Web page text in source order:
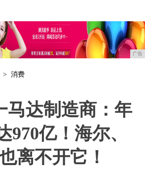
广告
>消费
马达制造商：年
970亿！海尔、
离不开它！